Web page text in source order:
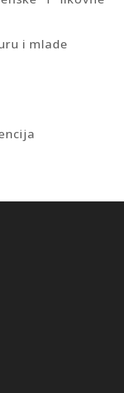
i mlade